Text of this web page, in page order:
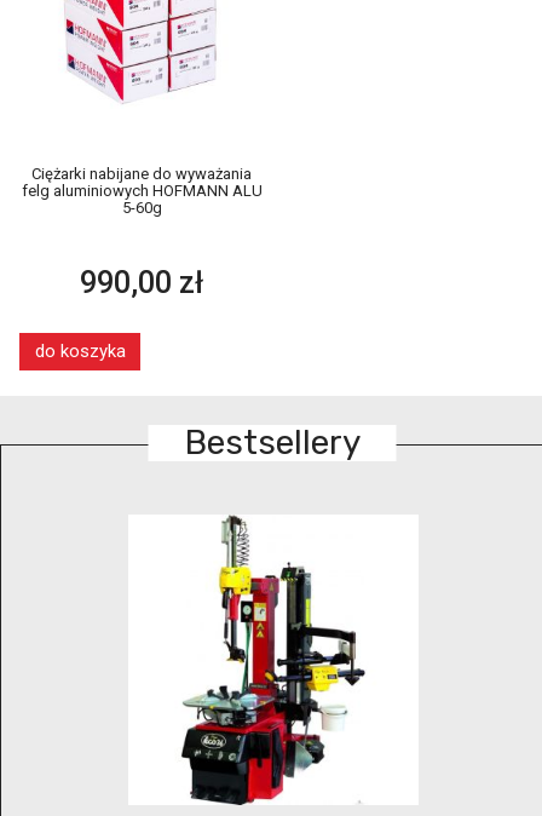
Ciężarki nabijane do wyważania
felg aluminiowych HOFMANN ALU
5-60g
990,00 zł
do koszyka
Bestsellery